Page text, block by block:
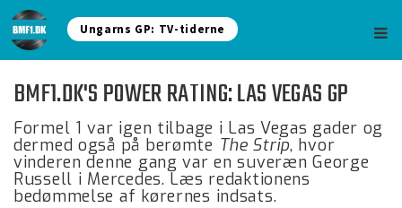
Ungarns GP: TV-tiderne
BMF1.DK'S POWER RATING: LAS VEGAS GP
Formel 1 var igen tilbage i Las Vegas gader og
dermed også på berømte The Strip, hvor
vinderen denne gang var en suveræn George
Russell i Mercedes. Læs redaktionens
bedømmelse af kørernes indsats.